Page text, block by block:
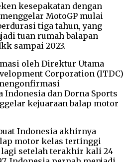
kesepakatan dengan
MotoGP mulai
tiga tahun, yang
tuan rumah balapan
sampai 2023.
oleh Direktur Utama
Corporation (ITDC)
Indonesia dan Dorna Sports
kejuaraan balap motor
Indonesia akhirnya
motor kelas tertinggi
setelah terakhir kali 24